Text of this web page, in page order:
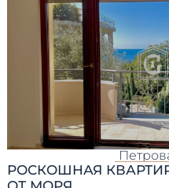
РОСКОШНАЯ